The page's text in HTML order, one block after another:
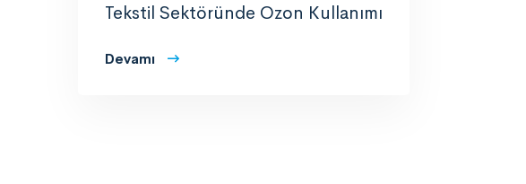
Tekstil Sektöründe Ozon Kullanımı
Devamı